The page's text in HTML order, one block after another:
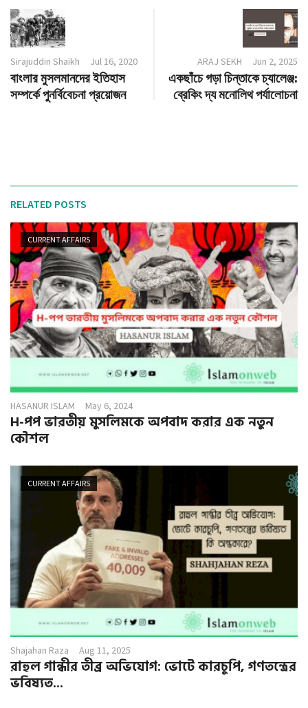
Sirajuddin Shaikh Jul 16, 2020
বাংলার মুসলমানদের ইতিহাস
সম্পর্কে পুনর্বিবেচনা প্রয়োজন
ARAJ SEKH Jun 2, 2025
একছাঁচে গড়া চিন্তাকে চ্যালেঞ্জ:
ব্রেকিং দ্য মনোলিথ পর্যালোচনা
RELATED POSTS
CURRENT AFFAIRS
HASANUR ISLAM May 6, 2024
H-পপ ভারতীয় মুসলিমকে অপবাদ করার এক নতুন
কৌশল
CURRENT AFFAIRS
Shajahan Raza Aug 11, 2025
রাহুল গান্ধীর তীব্র অভিযোগ: ভোটে কারচুপি, গণতন্ত্রের
ভবিষ্যত...